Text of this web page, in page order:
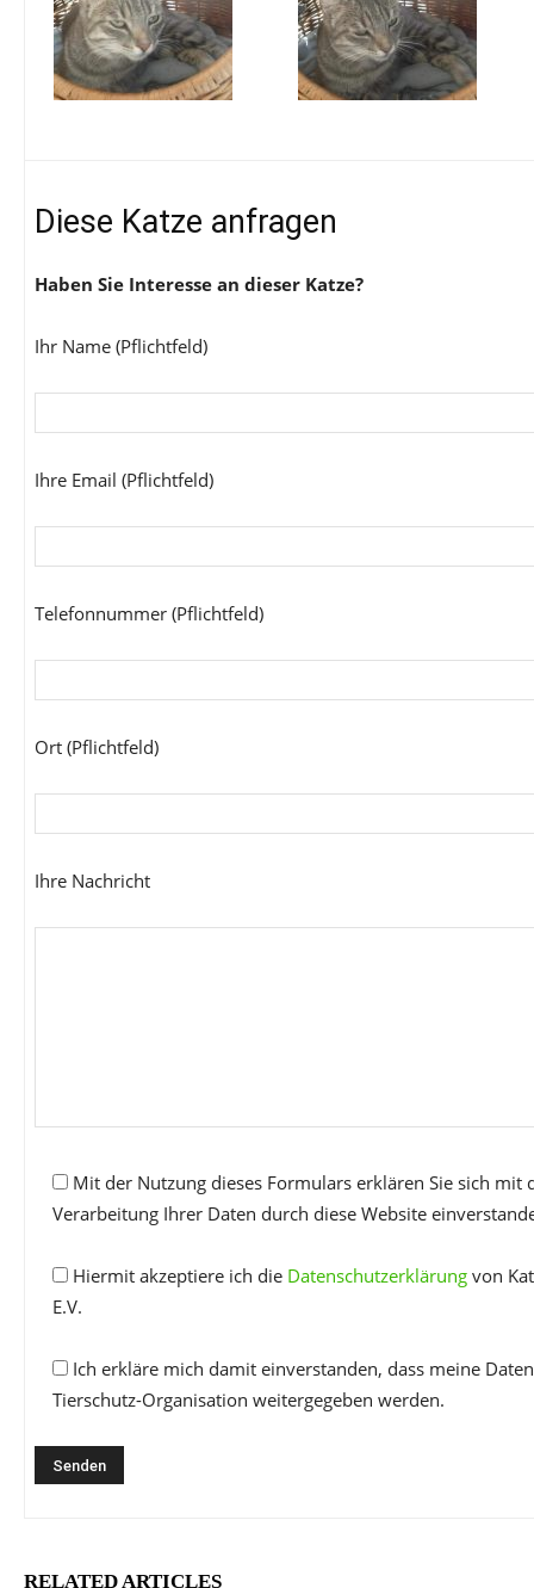
Diese Katze anfragen
Haben Sie Interesse an dieser Katze?
Ihr Name (Pflichtfeld)
Ihre Email (Pflichtfeld)
Telefonnummer (Pflichtfeld)
Ort (Pflichtfeld)
Ihre Nachricht
Mit der Nutzung dieses Formulars erklären Sie sich mit
Verarbeitung Ihrer Daten durch diese Website
Hiermit akzeptiere ich die Datenschutzerklärung von
E.V.
Ich erkläre mich damit einverstanden, dass meine
Tierschutz-Organisation weitergegeben werden.
RELATED ARTICLES